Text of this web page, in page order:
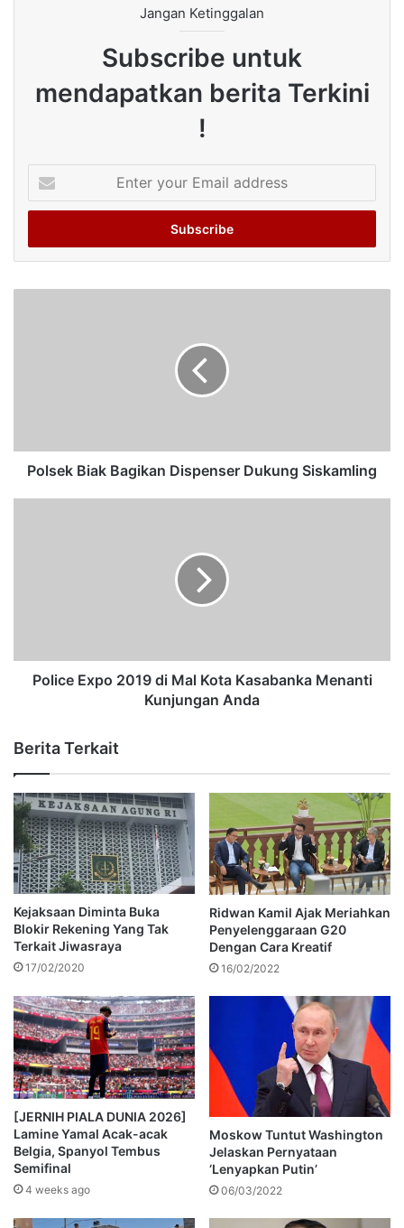
Jangan Ketinggalan
Subscribe untuk
mendapatkan berita Terkini
!
your
Email
Polsek Biak Bagikan Dispenser Dukung Siskamling
Police Expo 2019 di Mal Kota Kasabanka Menanti
Kunjungan Anda
Berita Terkait
Kejaksaan Diminta Buka
Blokir Rekening Yang Tak
Terkait Jiwasraya
17/02/2020
Ridwan Kamil Ajak Meriahkan
Penyelenggaraan G20
Dengan Cara Kreatif
16/02/2022
[JERNIH PIALA DUNIA 2026]
Lamine Yamal Acak-acak
Belgia, Spanyol Tembus
Semifinal
4 weeks ago
Moskow Tuntut Washington
Jelaskan Pernyataan
‘Lenyapkan Putin’
06/03/2022